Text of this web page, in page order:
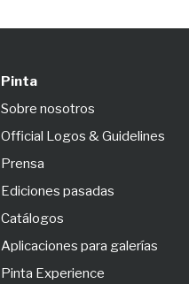
Pinta
Sobre nosotros
Official Logos & Guidelines
Prensa
Ediciones pasadas
Catálogos
Aplicaciones para galerías
Pinta Experience